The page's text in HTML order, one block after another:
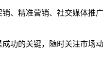
、精准营销、社交媒体推广
功的关键，随时关注市场动